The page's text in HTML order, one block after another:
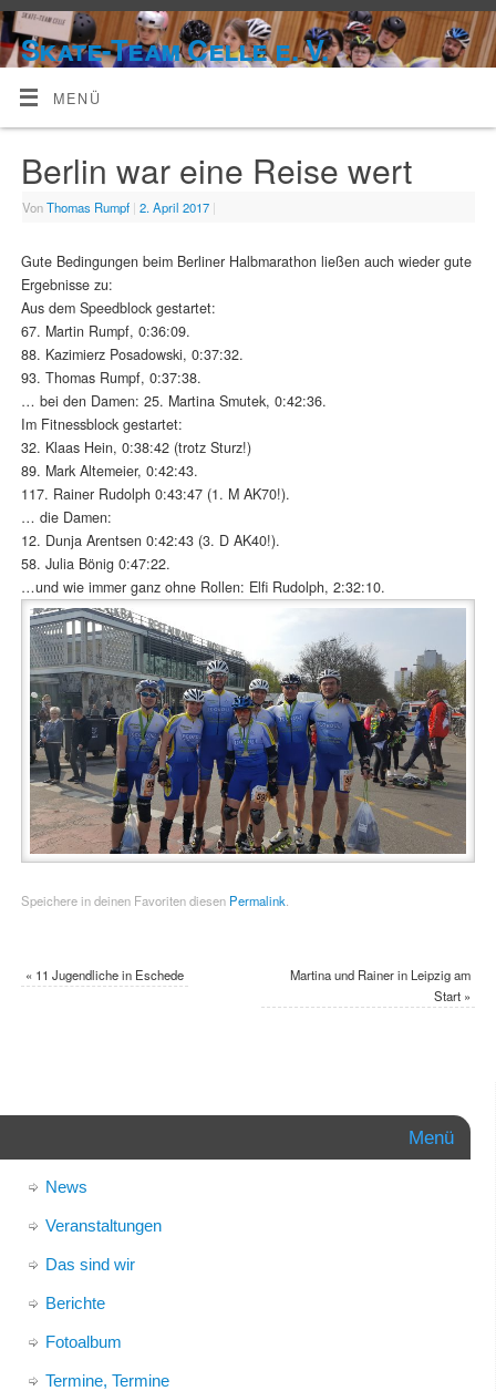
Skate-Team Celle e. V.
MENÜ
Berlin war eine Reise wert
VonThomas Rumpf | 2. April 2017 |
Gute Bedingungen beim Berliner Halbmarathon ließen auch wieder gute
Ergebnisse zu:
Aus dem Speedblock gestartet:
67. Martin Rumpf, 0:36:09.
88. Kazimierz Posadowski, 0:37:32.
93. Thomas Rumpf, 0:37:38.
… bei den Damen: 25. Martina Smutek, 0:42:36.
Im Fitnessblock gestartet:
32. Klaas Hein, 0:38:42 (trotz Sturz!)
89. Mark Altemeier, 0:42:43.
117. Rainer Rudolph 0:43:47 (1. M AK70!).
… die Damen:
12. Dunja Arentsen 0:42:43 (3. D AK40!).
58. Julia Bönig 0:47:22.
…und wie immer ganz ohne Rollen: Elfi Rudolph, 2:32:10.
Speichere in deinen Favoriten diesen Permalink
«11 Jugendliche in Eschede
Martina und Rainer in Leipzig am
Start »
Menü
News
Veranstaltungen
Das sind wir
Berichte
Fotoalbum
Termine, Termine